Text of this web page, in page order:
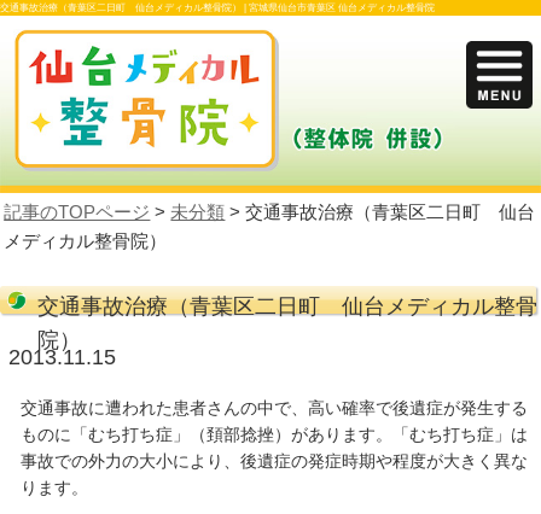
交通事故治療（青葉区二日町 仙台メディカル整骨院） |宮城県仙台市青葉区 仙台メ
記事のTOPページ>未分類> 交通事故治療
メディカル整骨院）
交通事故治療（青葉区二日町 仙
院）